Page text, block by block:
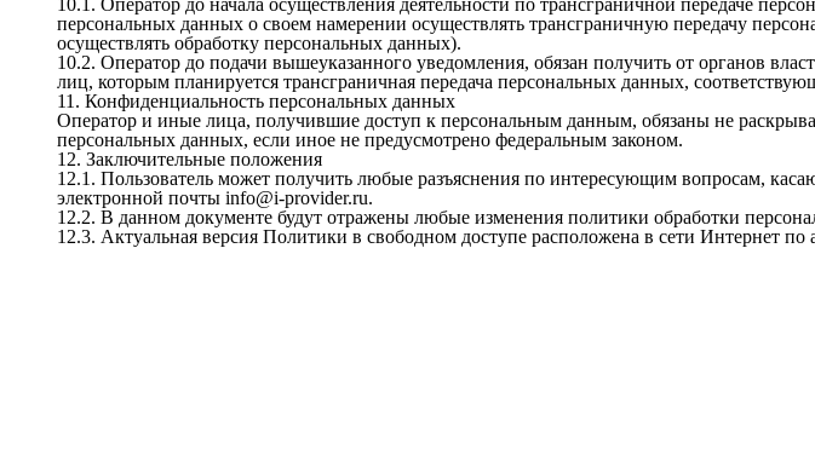
10.1. Оператор до начала осуществления деятельности по трансграничной передаче
персональных данных о своем намерении осуществлять трансграничную передачу
осуществлять обработку персональных данных).
10.2. Оператор до подачи вышеуказанного уведомления, обязан получить от органов
лиц, которым планируется трансграничная передача персональных данных,
11. Конфиденциальность персональных данных
Оператор и иные лица, получившие доступ к персональным данным, обязаны не
персональных данных, если иное не предусмотрено федеральным законом.
12. Заключительные положения
12.1. Пользователь может получить любые разъяснения по интересующим вопросам,
электронной почты info@i-provider.ru.
12.2. В данном документе будут отражены любые изменения политики обработки
12.3. Актуальная версия Политики в свободном доступе расположена в сети Интернет